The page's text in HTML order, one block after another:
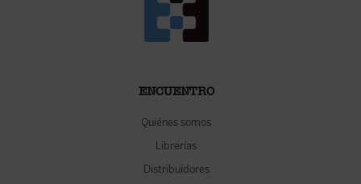
ENCUENTRO
Quiénes somos
Librerías
Distribuidores